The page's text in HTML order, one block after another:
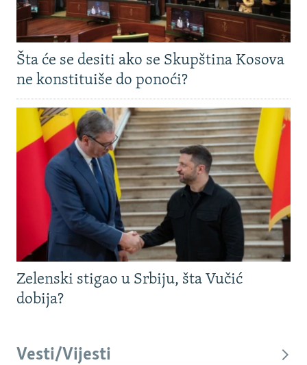
Šta će se desiti ako se Skupština Kosova
ne konstituiše do ponoći?
Zelenski stigao u Srbiju, šta Vučić
dobija?
Vesti/Vijesti